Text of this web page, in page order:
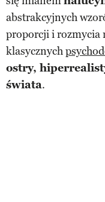
abstrakcyjnych
proporcji i rozmycia
klasycznych
ostry,
świata.